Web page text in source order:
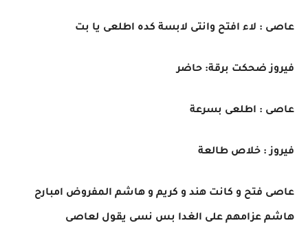
عاصى : لاء افتح وانتى لابسة كده اطلعى يا بت
فيروز ضحكت برقة: حاضر
عاصى : اطلعى بسرعة
فيروز : خلاص طالعة
عاصى فتح و كانت هند و كريم و هاشم المفروض امبارح
هاشم عزامهم على الغدا بس نسى يقول لعاصى